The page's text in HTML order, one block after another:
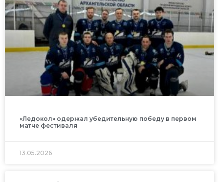
«Ледокол» одержал убедительную победу в первом
матче фестиваля
13.05.2026